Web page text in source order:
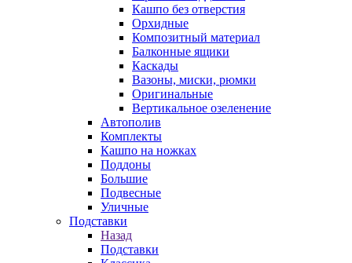
Кашпо без отверстия
Орхидные
Композитный материал
Балконные ящики
Каскады
Вазоны, миски, рюмки
Оригинальные
Вертикальное озеленение
Автополив
Комплекты
Кашпо на ножках
Поддоны
Большие
Подвесные
Уличные
Подставки
Назад
Подставки